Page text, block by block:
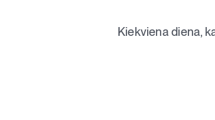
Kiekviena diena,